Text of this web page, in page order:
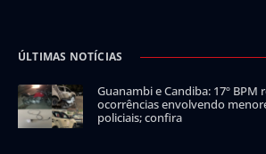
ÚLTIMAS NOTÍCIAS
Guanambi e Candiba: 17º
ocorrências envolvendo
policiais; confira